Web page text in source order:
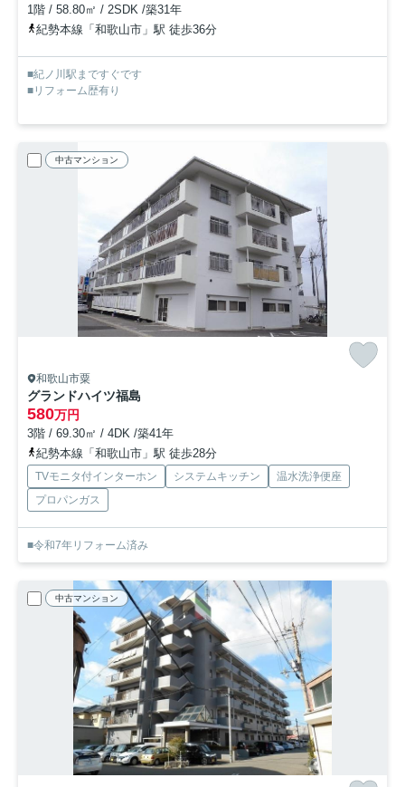
1階 / 58.80㎡ / 2SDK /築31年
紀勢本線「和歌山市」駅 徒歩36分
■紀ノ川駅まですぐです
■リフォーム歴有り
中古マンション
和歌山市粟
グランドハイツ福島
580万円
3階 / 69.30㎡ / 4DK /築41年
紀勢本線「和歌山市」駅 徒歩28分
TVモニタ付インターホン システムキッチン
温水洗浄便座
プロパンガス
■令和7年リフォーム済み
中古マンション